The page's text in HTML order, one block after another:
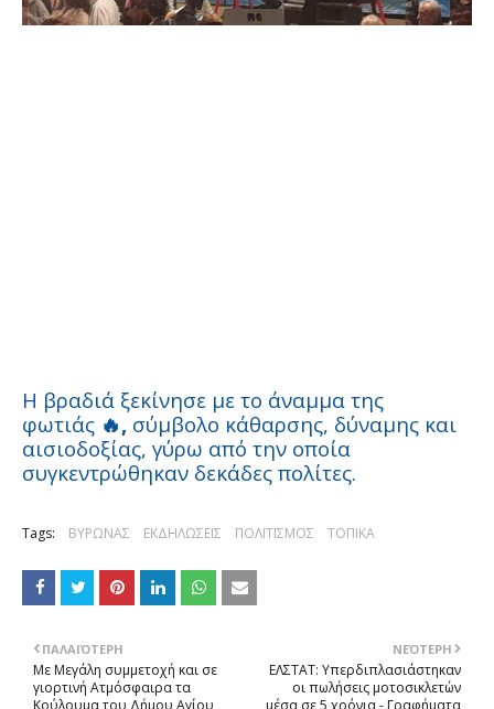
Η βραδιά ξεκίνησε με το άναμμα της
φωτιάς 🔥, σύμβολο κάθαρσης, δύναμης και
αισιοδοξίας, γύρω από την οποία
συγκεντρώθηκαν δεκάδες πολίτες.
Tags: ΒΥΡΩΝΑΣ ΕΚΔΗΛΩΣΕΙΣ ΠΟΛΙΤΙΣΜΟΣ ΤΟΠΙΚΑ
ΝΕΌΤΕΡΗ
ΕΛΣΤΑΤ: Υπερδιπλασιάστηκαν
οι πωλήσεις μοτοσικλετών
μέσα σε 5 χρόνια - Γραφήματα
ΠΑΛΑΙΌΤΕΡΗ
Mε Mεγάλη συμμετοχή και σε
γιορτινή Aτμόσφαιρα τα
Κούλουμα του Δήμου Αγίου